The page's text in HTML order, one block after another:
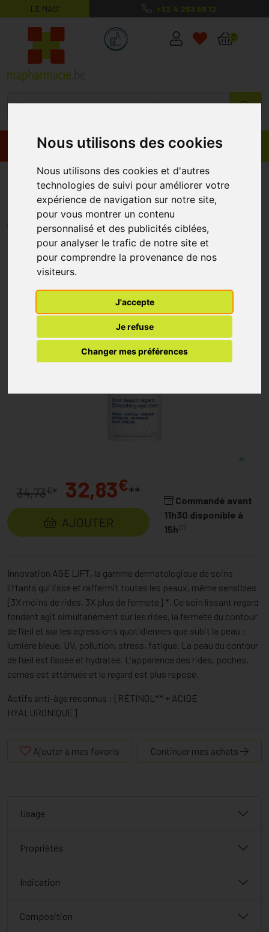
Nous utilisons des cookies
Nous utilisons des cookies et d'autres
technologies de suivi pour améliorer votre
expérience de navigation sur notre site,
pour vous montrer un contenu
personnalisé et des publicités ciblées,
pour analyser le trafic de notre site et
pour comprendre la provenance de nos
visiteurs.
J'accepte
Je refuse
Changer mes préférences
LE MAG’ +32 4 263 56 12
MaPharmacie.be ma santé, mes
0
Promos Produits
Uriage Âge Soin Lissant Regard
15ml
URIAGE
34,73€* 32,83€**
AJOUTER
Commandé avant
11h30 disponible à
15h (1)
Innovation AGE LIFT, la gamme dermatologique de soins
liftants qui lisse et raffermit toutes les peaux, même sensibles
[3X moins de rides, 3X plus de fermeté] *. Ce soin lissant regard
fondant agit simultanément sur les rides, la fermeté du contour
de l'œil et sur les agressions quotidiennes que subit la peau :
lumière bleue, UV, pollution, stress, fatigue. La peau du contour
de l'œil est lissée et hydratée. L'apparence des rides, poches,
cernes est atténuée et le regard est plus reposé.
Actifs anti-âge reconnus : [RÉTINOL** + ACIDE
HYALURONIQUE]
Ajouter à mes favoris Continuer mes achats
Usage
Propriétés
Indication
Composition